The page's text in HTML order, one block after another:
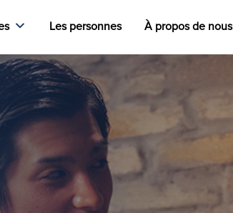
Les personnes À propos de nous